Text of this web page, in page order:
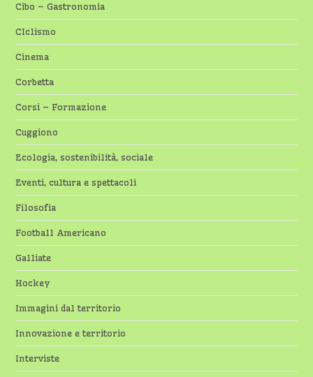
Cibo – Gastronomia
CIclismo
Cinema
Corbetta
Corsi – Formazione
Cuggiono
Ecologia, sostenibilità, sociale
Eventi, cultura e spettacoli
Filosofia
Football Americano
Galliate
Hockey
Immagini dal territorio
Innovazione e territorio
Interviste